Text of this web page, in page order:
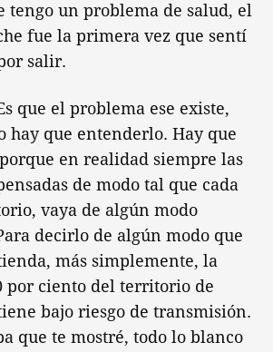
tengo un problema de salud, el
fue la primera vez que sentí
salir.
que el problema ese existe,
hay que entenderlo. Hay que
en realidad siempre las
de modo tal que cada
vaya de algún modo
decirlo de algún modo que
más simplemente, la
por ciento del territorio de
bajo riesgo de transmisión.
que te mostré, todo lo blanco